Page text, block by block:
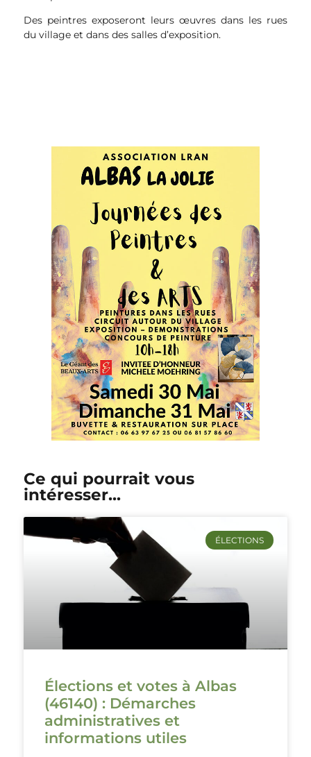
Des peintres exposeront leurs œuvres dans les rues
du village et dans des salles d’exposition.
Ce qui pourrait vous
intéresser...
ÉLECTIONS
Élections et votes à Albas
(46140) : Démarches
administratives et
informations utiles